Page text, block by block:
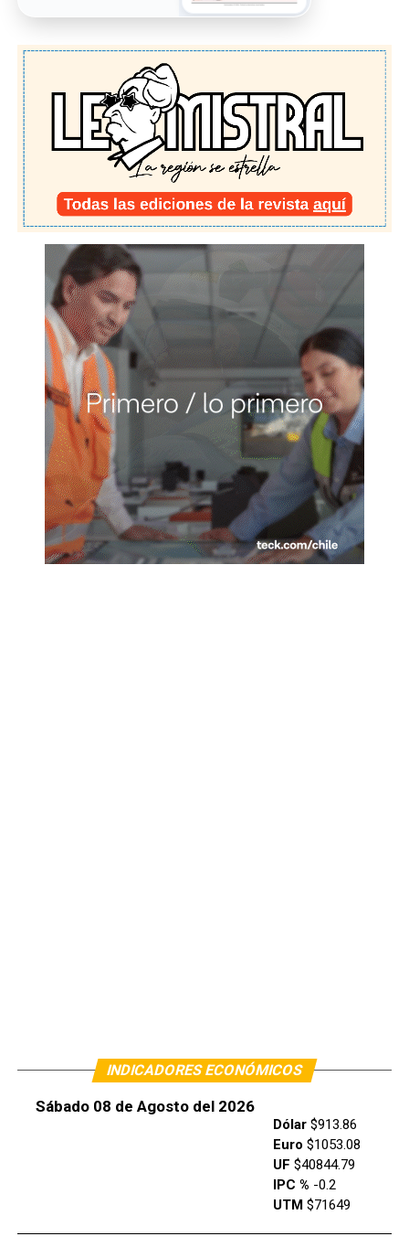
INDICADORES ECONÓMICOS
Sábado 08 de Agosto del 2026
Dólar$913.86
Euro $1053.08
UF $40844.79
IPC % -0.2
UTM $71649